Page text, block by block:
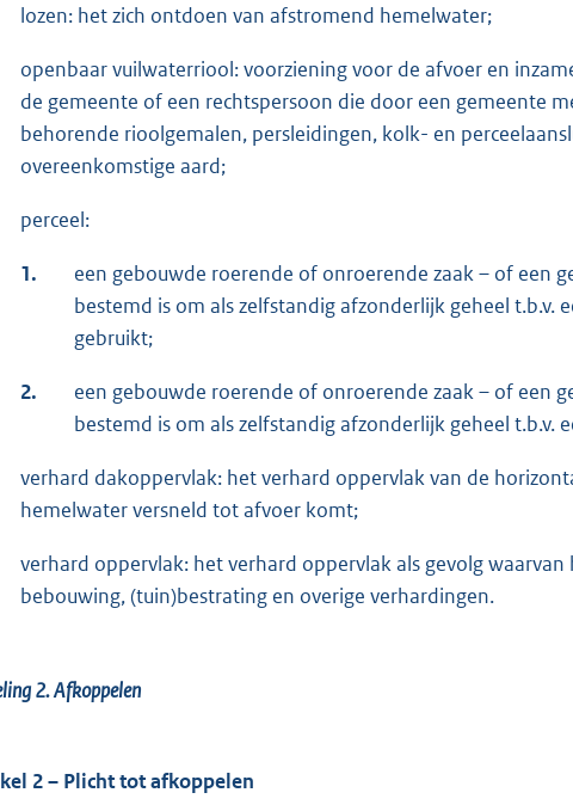
lozen: het zich ontdoen van afstromend hemelwater;
openbaar vuilwaterriool: voorziening voor de afvoer en
de gemeente of een rechtspersoon die door een gemeente
behorende rioolgemalen, persleidingen, kolk- en
overeenkomstige aard;
perceel:
1.
een gebouwde roerende of onroerende zaak – of een
bestemd is om als zelfstandig afzonderlijk geheel
gebruikt;
2.
een gebouwde roerende of onroerende zaak – of een
bestemd is om als zelfstandig afzonderlijk geheel
verhard dakoppervlak: het verhard oppervlak van de
hemelwater versneld tot afvoer komt;
verhard oppervlak: het verhard oppervlak als gevolg
bebouwing, (tuin)bestrating en overige verhardingen.
2. Afkoppelen
2 – Plicht tot afkoppelen